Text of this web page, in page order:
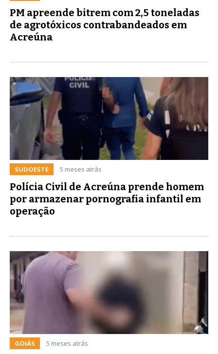
PM apreende bitrem com 2,5 toneladas
de agrotóxicos contrabandeados em
Acreúna
SUDOESTE 5 meses atrás
Polícia Civil de Acreúna prende homem
por armazenar pornografia infantil em
operação
GOIÁS 5 meses atrás